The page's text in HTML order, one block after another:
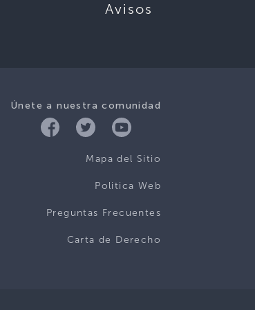
Avisos
Únete a nuestra comunidad
Mapa del Sitio
Politica Web
Preguntas Frecuentes
Carta de Derecho